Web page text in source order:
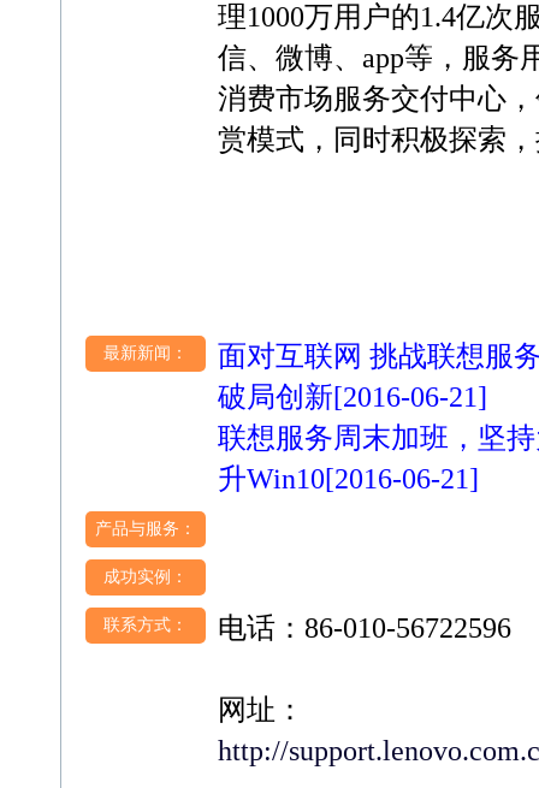
理1000万用户的1.4亿次
信、微博、app等，服务
消费市场服务交付中心
赏模式，同时积极探索
最新新闻：
面对互联网 挑战联想服
破局创新[2016-06-21]
联想服务周末加班，坚
升Win10[2016-06-21]
产品与服务：
成功实例：
联系方式： 电话：86-010-56722596
网址：
http://